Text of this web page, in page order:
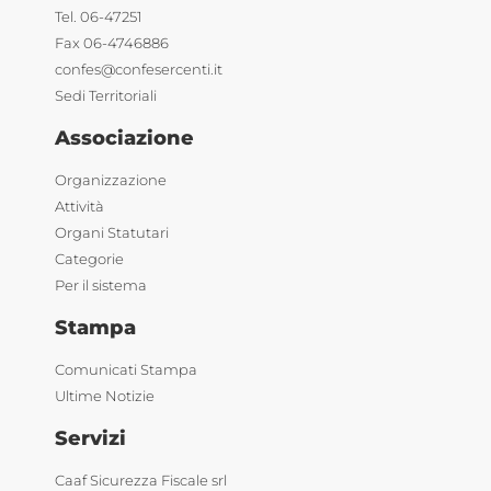
Tel. 06-47251
Fax 06-4746886
confes@confesercenti.it
Sedi Territoriali
Associazione
Organizzazione
Attività
Organi Statutari
Categorie
Per il sistema
Stampa
Comunicati Stampa
Ultime Notizie
Servizi
Caaf Sicurezza Fiscale srl